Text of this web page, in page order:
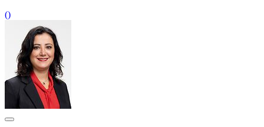
()